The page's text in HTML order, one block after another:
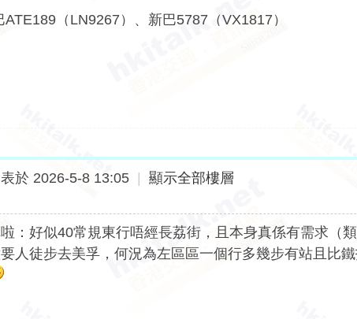
ATE189（LN9267）、新巴5787（VX1817）
於 2026-5-8 13:05 顯示全部樓層
：好似40常規東行唔經長荔街，且本身真係有需求（
人徒步去美孚，何況為左區區一個行多幾步有站且比